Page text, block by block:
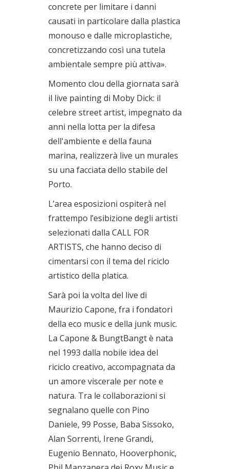
concrete per limitare i danni
causati in particolare dalla plastica
monouso e dalle microplastiche,
concretizzando così una tutela
ambientale sempre più attiva».
Momento clou della giornata sarà
il live painting di Moby Dick: il
celebre street artist, impegnato da
anni nella lotta per la difesa
dell'ambiente e della fauna
marina, realizzerà live un murales
su una facciata dello stabile del
Porto.
L’area esposizioni ospiterà nel
frattempo l’esibizione degli artisti
selezionati dalla CALL FOR
ARTISTS, che hanno deciso di
cimentarsi con il tema del riciclo
artistico della platica.
Sarà poi la volta del live di
Maurizio Capone, fra i fondatori
della eco music e della junk music.
La Capone & BungtBangt è nata
nel 1993 dalla nobile idea del
riciclo creativo, accompagnata da
un amore viscerale per note e
natura. Tra le collaborazioni si
segnalano quelle con Pino
Daniele, 99 Posse, Baba Sissoko,
Alan Sorrenti, Irene Grandi,
Eugenio Bennato, Hooverphonic,